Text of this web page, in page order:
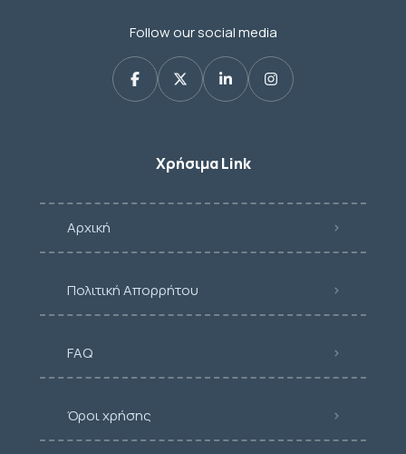
Follow our social media
Χρήσιμα Link
Αρχική
Πολιτική Απορρήτου
FAQ
Όροι χρήσης